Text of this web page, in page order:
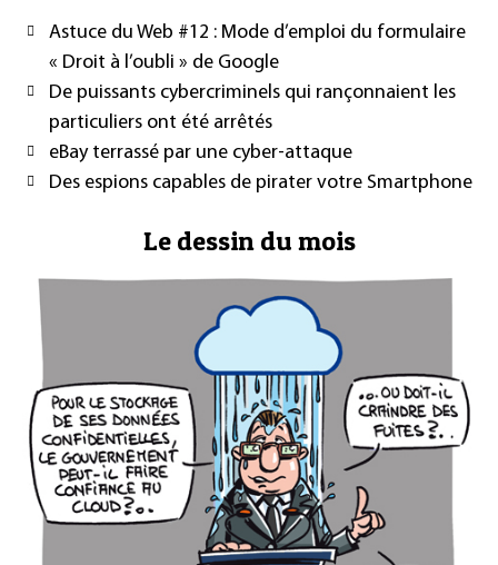
Astuce du Web #12 : Mode d’emploi du formulaire
« Droit à l’oubli » de Google
De puissants cybercriminels qui rançonnaient les
particuliers ont été arrêtés
eBay terrassé par une cyber-attaque
Des espions capables de pirater votre Smartphone
Le dessin du mois